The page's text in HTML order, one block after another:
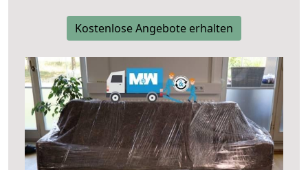
Kostenlose Angebote erhalten